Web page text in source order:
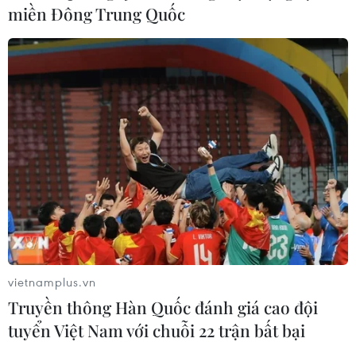
miền Đông Trung Quốc
vietnamplus.vn
Truyền thông Hàn Quốc đánh giá cao đội
tuyển Việt Nam với chuỗi 22 trận bất bại